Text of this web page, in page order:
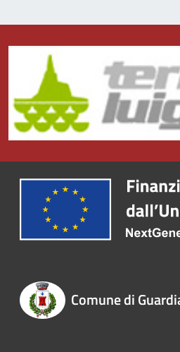
Comune di